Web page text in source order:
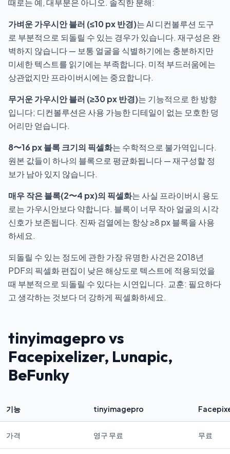
때로는 예, 대부분은 아니오. 솔직한 분해:
가벼운 가우시안 블러 (≤10 px 반경)는 AI 디컨볼루션 도구
로 부분적으로 되돌릴 수 있는 경우가 있습니다. 재구성은 완
벽하지 않습니다 — 보통 얼굴을 식별하기에는 충분하지만
미세한 텍스트를 읽기에는 부족합니다. 미적 부드러움에는
상관없지만 프라이버시에는 중요합니다.
무거운 가우시안 블러 (≥30 px 반경)는 기능적으로 한 방향
입니다; 디컨볼루션은 사용 가능한 디테일이 없는 모호한 덩
어리만 얻습니다.
8〜16 px 블록 크기의 픽셀화는 수학적으로 불가역입니다.
원본 값들이 하나의 블록으로 평균화됩니다 — 재구성할 정
보가 남아 있지 않습니다.
매우 작은 블록(2〜4 px)의 픽셀화는 사실 프라이버시 용도
로는 가우시안보다 약합니다. 블록이 너무 작아 얼굴의 시각
신호가 보존됩니다. 진짜 검열에는 항상 ≥8 px 블록을 사용
하세요.
되돌릴 수 있는 정도에 관한 가장 유명한 사건은 2018년
PDF의 픽셀화 편집이 낮은 해상도로 텍스트에 적용되었을
때 부분적으로 되돌릴 수 있다는 시연입니다. 교훈: 필요하다
고 생각하는 것보다 더 강하게 픽셀화하세요.
tinyimagepro vs
Facepixelizer, Lunapic,
BeFunky
기능 tinyimagepro
가격 영구 무료 무료